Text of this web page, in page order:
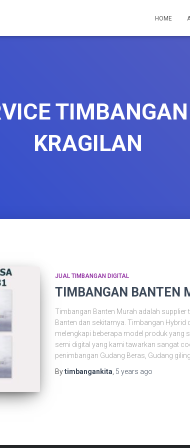
HOME
KRAGILAN
JUAL TIMBANGAN DIGITAL
TIMBANGAN BANTEN
Timbangan Banten Murah adalah
Banten dan sekitarnya. Timbangan Hybrid
melengkapi beberapa model produk yang
semi digital yang kami tawarkan sangat
penimbangan Gudang Beras, Gudang
Bytimbangankita 5 years ago